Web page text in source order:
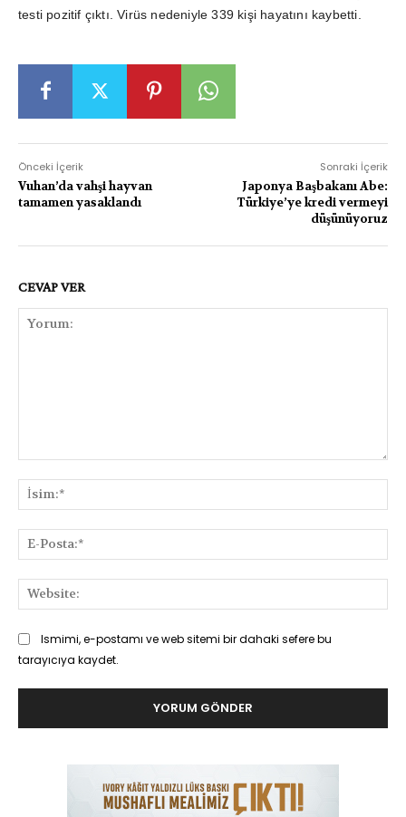
testi pozitif çıktı. Virüs nedeniyle 339 kişi hayatını kaybetti.
Önceki İçerik
Vuhan’da vahşi hayvan
tamamen yasaklandı
Sonraki İçerik
Japonya Başbakanı Abe:
Türkiye’ye kredi vermeyi
düşünüyoruz
CEVAP VER
Ismimi, e-postamı ve web sitemi bir dahaki sefere bu
tarayıcıya kaydet.